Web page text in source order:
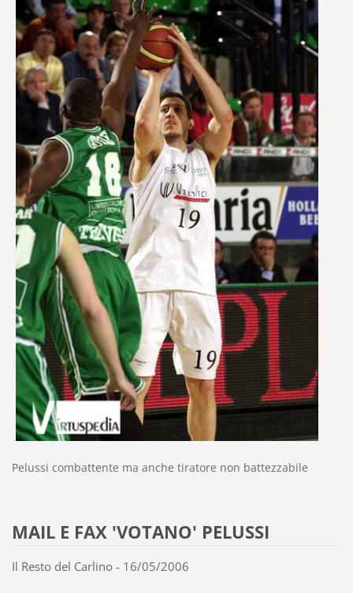
Pelussi combattente ma anche tiratore non battezzabile
MAIL E FAX 'VOTANO' PELUSSI
Il Resto del Carlino - 16/05/2006